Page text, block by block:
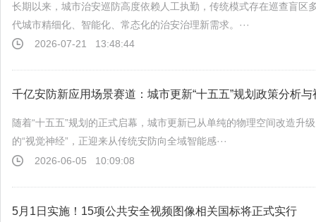
长期以来，城市治安巡防高度依赖人工执勤，传统模式存在巡查盲
代城市精细化、智能化、常态化的治安治理新需求。···
2026-07-21
13:48:44
千亿安防新应用场景赛道：城市更新“十五五”规划政策分析
随着“十五五”规划的正式启幕，城市更新已从单纯的物理空间改造
的“视觉神经”，正迎来从传统安防向全域智能感···
2026-06-05
10:09:08
5月1日实施！15项公共安全视频图像相关国标将正式实行